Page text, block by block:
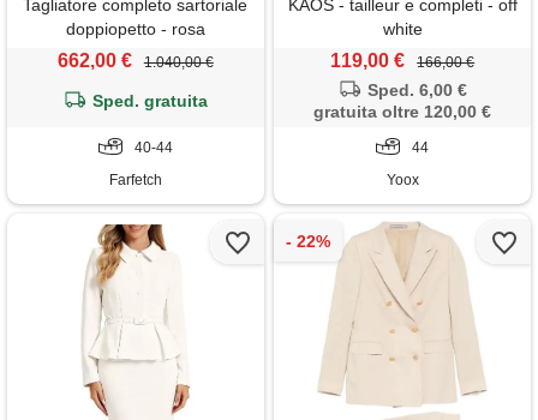
Tagliatore completo sartoriale
doppiopetto - rosa
662,00 € 1.040,00 €
Sped. gratuita
40-44
Farfetch
KAOS - tailleur e completi - off
white
119,00 € 166,00 €
Sped. 6,00 €
gratuita oltre 120,00 €
44
Yoox